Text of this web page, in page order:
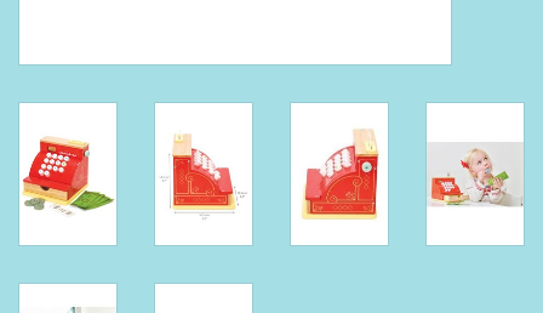
Wens & Postkaarten
Feest
Merken